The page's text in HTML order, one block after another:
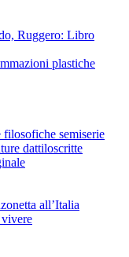
Ruggero: Libro
plastiche
semiserie
dattiloscritte
all’Italia